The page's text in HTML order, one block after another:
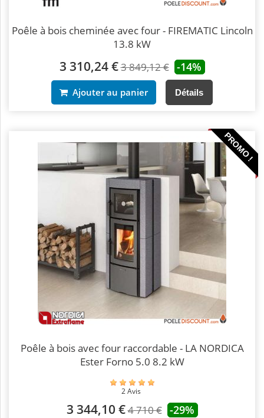
Poêle à bois cheminée avec four - FIREMATIC Lincoln
13.8 kW
3 310,24 €3 849,12 € -14%
Ajouter au panier Détails
PROMO !
Poêle à bois avec four raccordable - LA NORDICA
Ester Forno 5.0 8.2 kW
2 Avis
3 344,10 €4 710 € -29%